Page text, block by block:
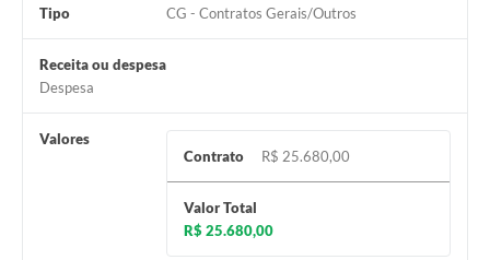
Tipo CG - Contratos Gerais/Outros
Receita ou despesa
Despesa
Valores
Contrato
R$ 25.680,00
Valor Total
R$ 25.680,00